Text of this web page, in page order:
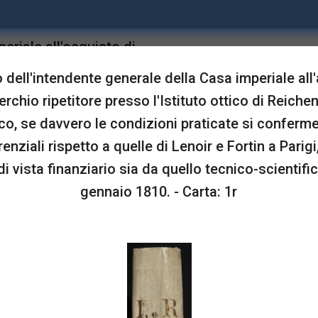
all'acquisto di
a Monaco,
concorrenziali
punto di vista
1810.
dell'intendente generale della Casa imperiale
ripetitore presso l'Istituto ottico di
se davvero le condizioni praticate si
rispetto a quelle di Lenoir e Fortin a
vista finanziario sia da quello tecnico-
gennaio 1810. - Carta: 1r